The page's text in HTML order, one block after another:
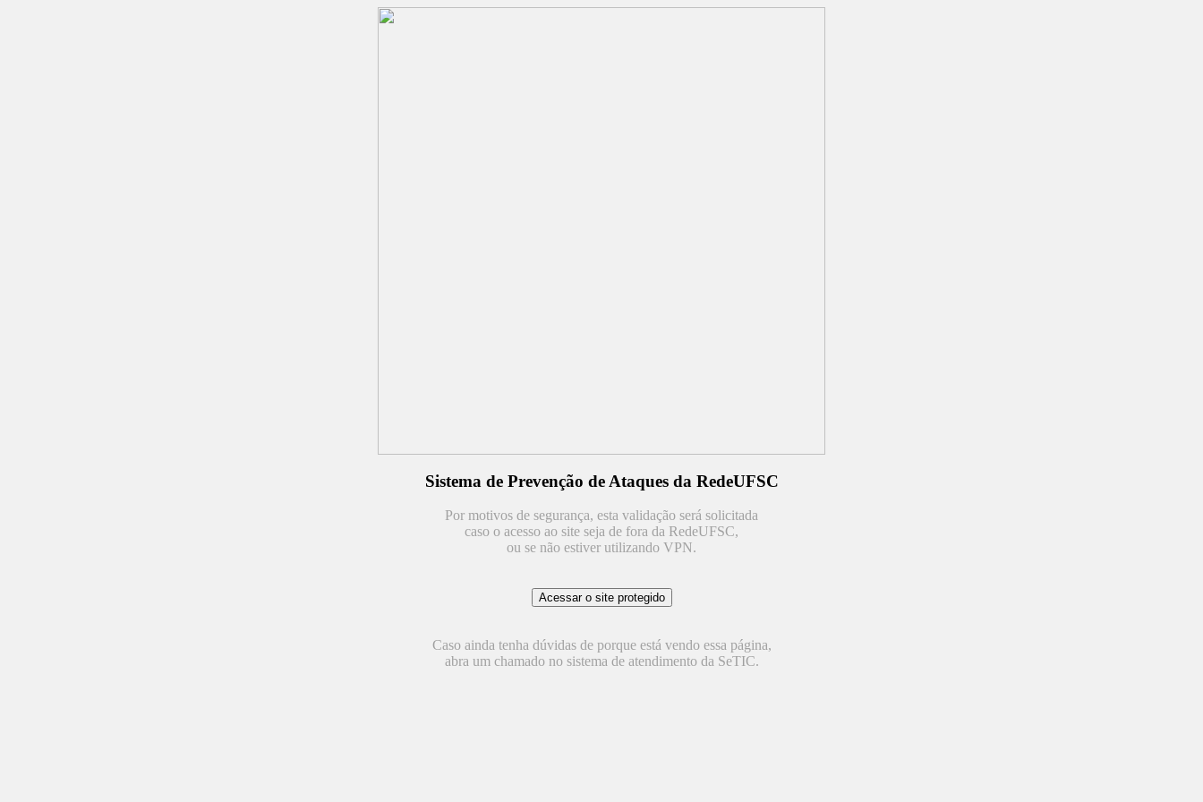
Sistema de Prevenção de Ataques da RedeUFSC
Por motivos de segurança, esta validação será solicitada
caso o acesso ao site seja de fora da RedeUFSC,
ou se não estiver utilizando VPN.
Caso ainda tenha dúvidas de porque está vendo essa página,
abra um chamado no sistema de atendimento da SeTIC.